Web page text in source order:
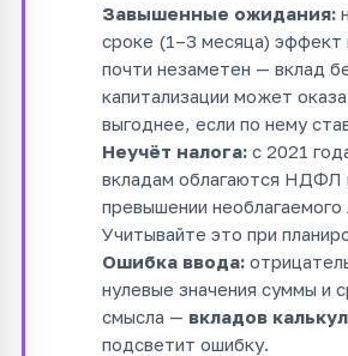
Завышенные ожидания:
сроке (1–3 месяца) эффект
почти незаметен — вклад
капитализации может
выгоднее, если по нему
Неучёт налога: с 2021
вкладам облагаются НДФЛ
превышении необлагаемого
Учитывайте это при
Ошибка ввода:
нулевые значения суммы и
смысла — вкладов
подсветит ошибку.